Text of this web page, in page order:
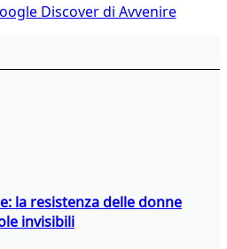
Discover di Avvenire
la resistenza delle donne
invisibili